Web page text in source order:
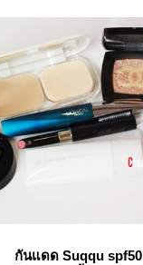
กันแดด Suqqu spf50